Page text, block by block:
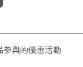
參與的優惠活動